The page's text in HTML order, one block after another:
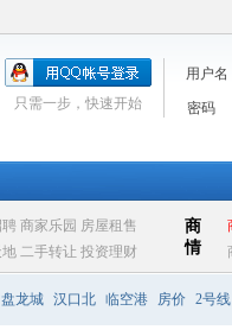
用户名
密码
只需一步，快速开始
盘龙城 汉口北 临空港 房价 2号线